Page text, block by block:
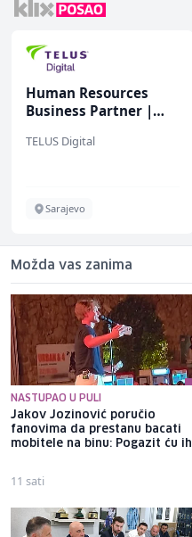
Human Resources
Business Partner |
TELUS Digital
Sarajevo
Možda vas zanima
NASTUPAO U PULI
Jakov Jozinović poručio
fanovima da prestanu bacati
mobitele na binu: Pogazit ću ih
11 sati